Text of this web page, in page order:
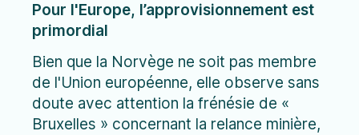
Pour l'Europe, l’approvisionnement est
primordial
Bien que la Norvège ne soit pas membre
de l'Union européenne, elle observe sans
doute avec attention la frénésie de «
Bruxelles » concernant la relance minière,